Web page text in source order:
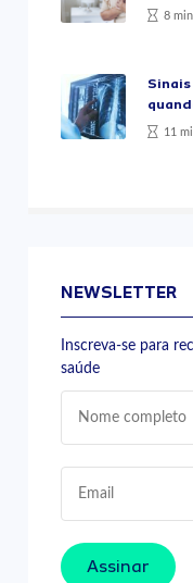
8
11
NEWSLETTER
Inscreva-se para
saúde
Assinar